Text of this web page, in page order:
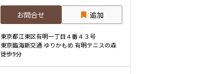
お問合せ 追加
東京都江東区有明一丁目４番４３号
東京臨海新交通 ゆりかもめ 有明テニスの森
徒歩9分